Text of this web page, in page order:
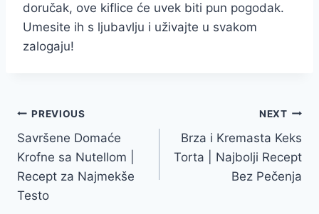
doručak, ove kiflice će uvek biti pun pogodak.
Umesite ih s ljubavlju i uživajte u svakom
zalogaju!
Post
navigation
PREVIOUS
Savršene Domaće
Krofne sa Nutellom |
Recept za Najmekše
Testo
NEXT
Brza i Kremasta Keks
Torta | Najbolji Recept
Bez Pečenja